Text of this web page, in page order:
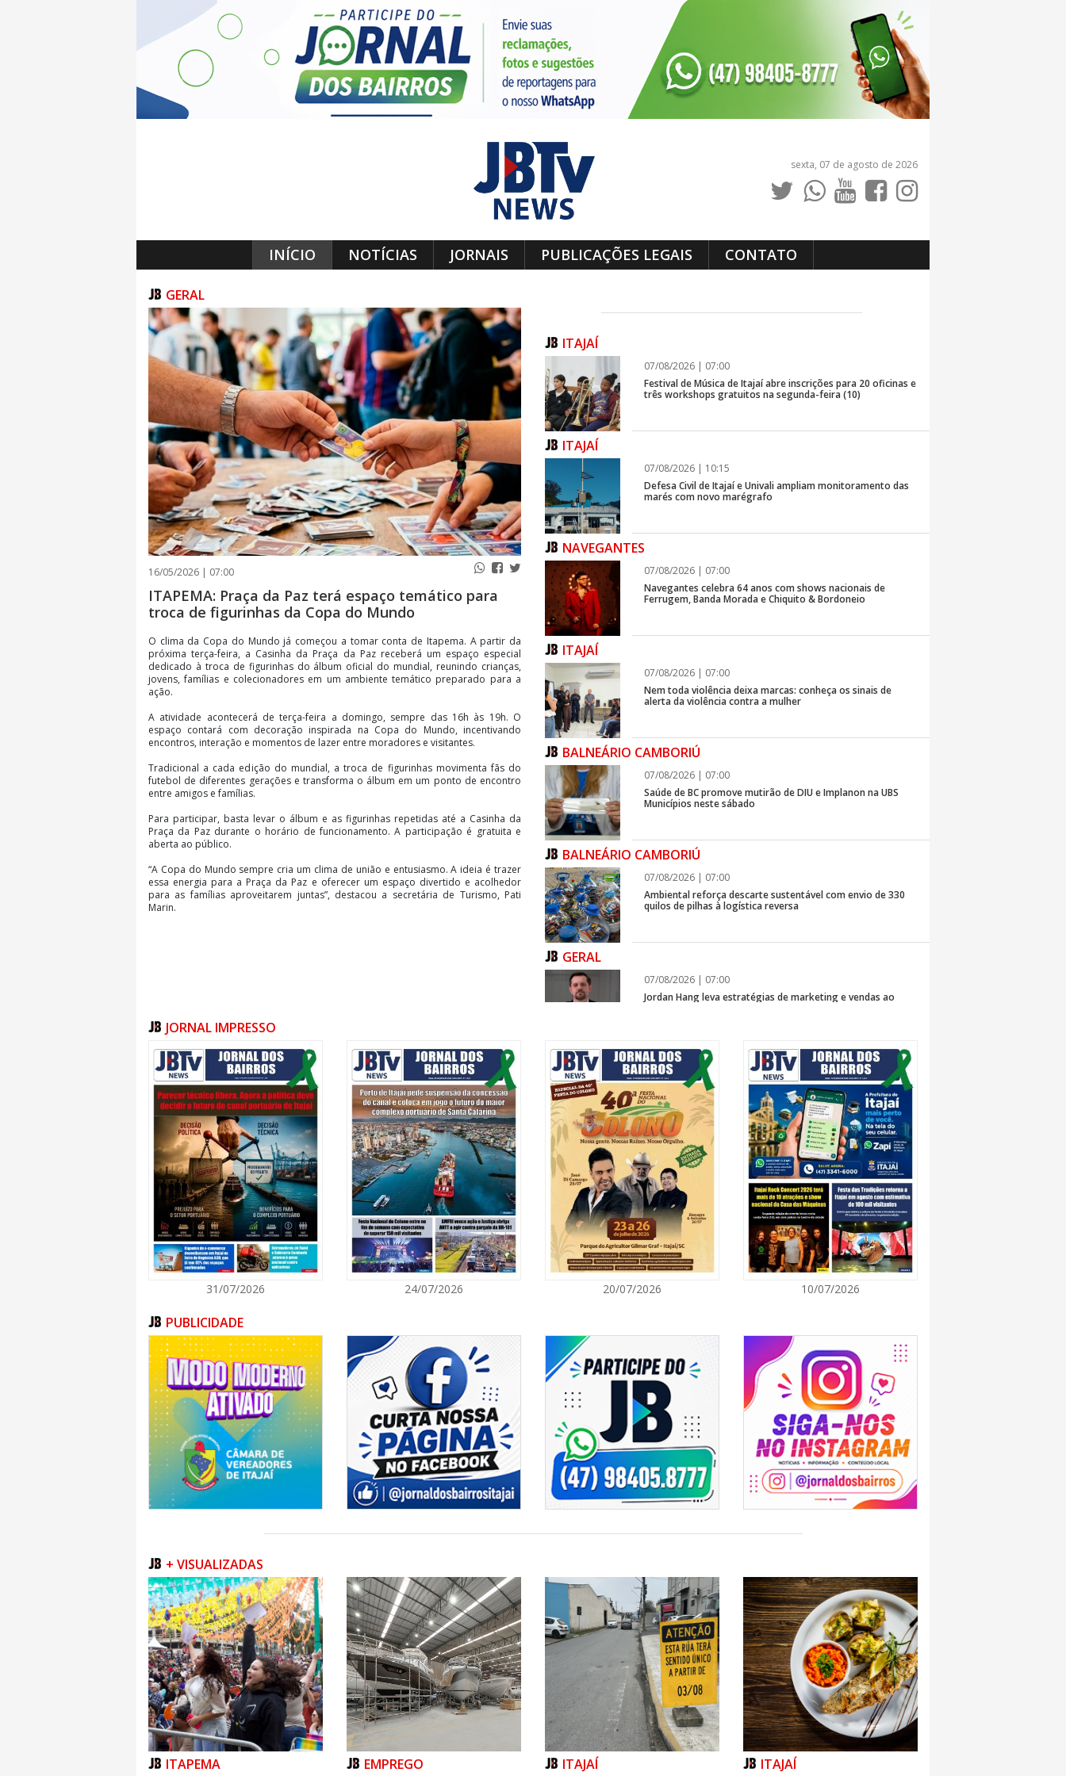
sexta, 07 de agosto de 2026
INÍCIO NOTÍCIAS JORNAIS PUBLICAÇÕES LEGAIS CONTATO
GERAL
16/05/2026 | 07:00
ITAPEMA: Praça da Paz terá espaço temático para
troca de figurinhas da Copa do Mundo
O clima da Copa do Mundo já começou a tomar conta de Itapema. A partir da
próxima terça-feira, a Casinha da Praça da Paz receberá um espaço especial
dedicado à troca de figurinhas do álbum oficial do mundial, reunindo crianças,
jovens, famílias e colecionadores em um ambiente temático preparado para a
ação.
A atividade acontecerá de terça-feira a domingo, sempre das 16h às 19h. O
espaço contará com decoração inspirada na Copa do Mundo, incentivando
encontros, interação e momentos de lazer entre moradores e visitantes.
Tradicional a cada edição do mundial, a troca de figurinhas movimenta fãs do
futebol de diferentes gerações e transforma o álbum em um ponto de encontro
entre amigos e famílias.
Para participar, basta levar o álbum e as figurinhas repetidas até a Casinha da
Praça da Paz durante o horário de funcionamento. A participação é gratuita e
aberta ao público.
“A Copa do Mundo sempre cria um clima de união e entusiasmo. A ideia é trazer
essa energia para a Praça da Paz e oferecer um espaço divertido e acolhedor
para as famílias aproveitarem juntas”, destacou a secretária de Turismo, Pati
Marin.
ITAJAÍ
07/08/2026 | 07:00
Festival de Música de Itajaí abre inscrições para 20 oficinas e
três workshops gratuitos na segunda-feira (10)
ITAJAÍ
07/08/2026 | 10:15
Defesa Civil de Itajaí e Univali ampliam monitoramento das
marés com novo marégrafo
NAVEGANTES
07/08/2026 | 07:00
Navegantes celebra 64 anos com shows nacionais de
Ferrugem, Banda Morada e Chiquito & Bordoneio
ITAJAÍ
07/08/2026 | 07:00
Nem toda violência deixa marcas: conheça os sinais de
alerta da violência contra a mulher
BALNEÁRIO CAMBORIÚ
07/08/2026 | 07:00
Saúde de BC promove mutirão de DIU e Implanon na UBS
Municípios neste sábado
BALNEÁRIO CAMBORIÚ
07/08/2026 | 07:00
Ambiental reforça descarte sustentável com envio de 330
quilos de pilhas à logística reversa
GERAL
07/08/2026 | 07:00
Jordan Hang leva estratégias de marketing e vendas ao
ITAPEMA
07/08/2026 | 07:00
Prefeitura de Itapema segue com credenciamento aberto
para artistas e produtores culturais
ITAPEMA
07/08/2026 | 07:00
Itapema se destaca no IDEB e conquista melhor resultado da
região
BALNEÁRIO PIÇARRAS
07/08/2026 | 07:00
NAVEGANTES
07/08/2026 | 07:00
Navegantes conquista nota A+ na Capag do Tesouro
Nacional
JORNAL IMPRESSO
31/07/2026 24/07/2026 20/07/2026 10/07/2026
PUBLICIDADE
+ VISUALIZADAS
ITAPEMA EMPREGO ITAJAÍ ITAJAÍ